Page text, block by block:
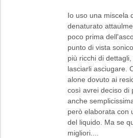
Io uso una miscela
denaturato
poco prima
punto di vista
più ricchi di
lasciarli asciugare.
alone dovuto ai
così avrei deciso di
anche
però elaborata con
del liquido. Ma se
migliori....